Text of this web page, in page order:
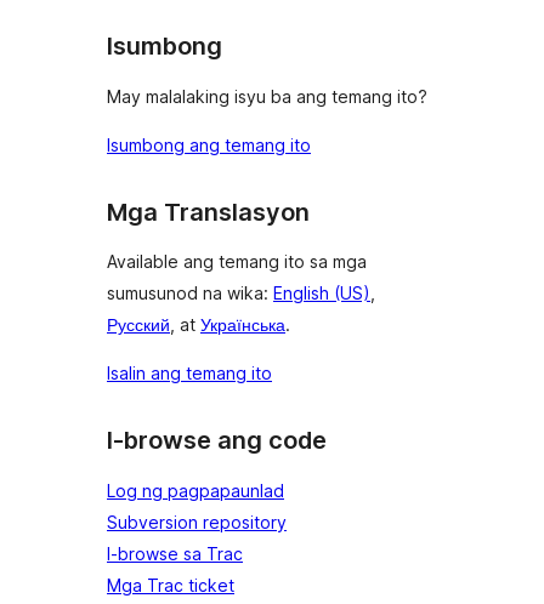
Isumbong
May malalaking isyu ba ang temang ito?
Isumbong ang temang ito
Mga Translasyon
Available ang temang ito sa mga
sumusunod na wika: English (US),
Русский, at Українська.
Isalin ang temang ito
I-browse ang code
Log ng pagpapaunlad
Subversion repository
I-browse sa Trac
Mga Trac ticket